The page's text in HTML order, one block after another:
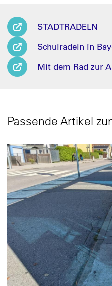
STADTRADELN
Schulradeln in
Mit dem Rad zur
Passende Artikel